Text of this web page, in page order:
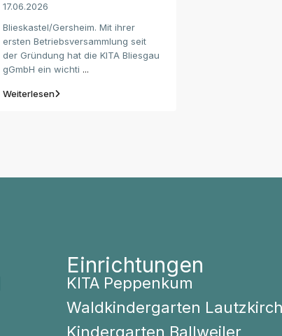
17.06.2026
Blieskastel/Gersheim. Mit ihrer
ersten Betriebsversammlung seit
der Gründung hat die KITA Bliesgau
gGmbH ein wichti ...
Weiterlesen
Einrichtungen
KITA Peppenkum
Waldkindergarten
Kindergarten Ballweiler